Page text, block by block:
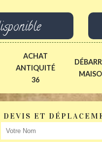
ACHAT
ANTIQUITÉ
36
DEVIS ET